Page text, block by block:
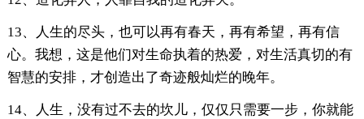
13、人生的尽头，也可以再有春天，再有希望，再有信
心。我想，这是他们对生命执着的热爱，对生活真切的有
智慧的安排，才创造出了奇迹般灿烂的晚年。
14、人生，没有过不去的坎儿，仅仅只需要一步，你就能